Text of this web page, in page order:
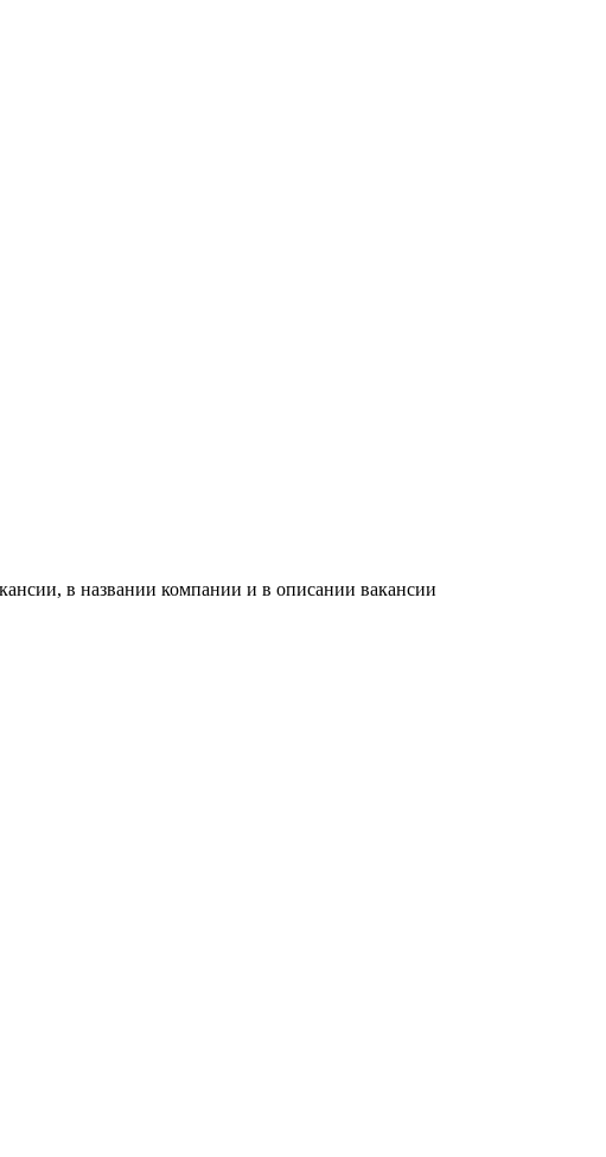
в названии компании и в описании вакансии